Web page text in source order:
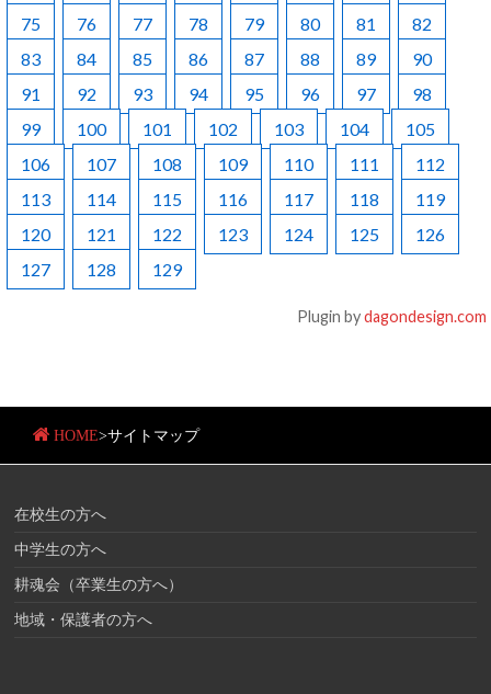
75
76 77 78 79 80 81
82
83
84 85 86 87 88 89
90
91
92 93 94 95 96 97
98
99
100 101 102 103 104
105
106
107 108 109 110 111
112
113
114 115 116 117 118
119
120
121 122 123 124 125
126
127
128 129
Plugin bydagondesign.com
HOME>サイトマップ
在校生の方へ
中学生の方へ
耕魂会（卒業生の方へ）
地域・保護者の方へ